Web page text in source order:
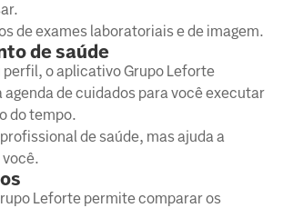
de exames laboratoriais e de imagem.
de saúde
perfil, o aplicativo Grupo Leforte
agenda de cuidados para você executar
do tempo.
de saúde, mas ajuda a
Leforte permite comparar os